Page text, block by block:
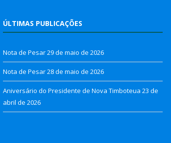
ÚLTIMAS PUBLICAÇÕES
Nota de Pesar29 de maio de 2026
Nota de Pesar28 de maio de 2026
Aniversário do Presidente de Nova Timboteua 23 de
abril de 2026